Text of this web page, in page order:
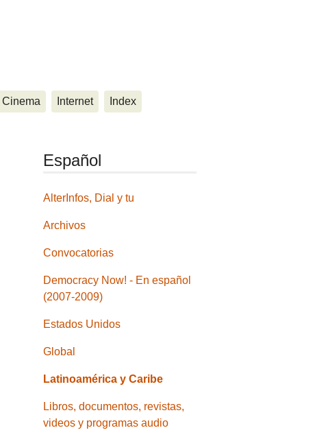
Cinema Internet Index
Español
AlterInfos, Dial y tu
Archivos
Convocatorias
Democracy Now! - En español
(2007-2009)
Estados Unidos
Global
Latinoamérica y Caribe
Libros, documentos, revistas,
videos y programas audio